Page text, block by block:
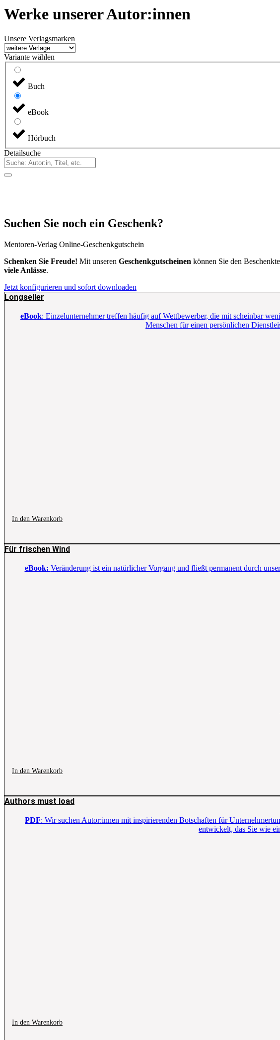
Werke unserer Autor:innen
Unsere Verlagsmarken
Variante wählen
Buch
eBook
Hörbuch
Detailsuche
Suchen Sie noch ein Geschenk?
Mentoren-Verlag Online-Geschenkgutschein
Schenken Sie Freude! Mit unseren Geschenkgutscheinen können Sie den
viele Anlässe.
Jetzt konfigurieren und sofort downloaden
Longseller
eBook: Einzelunternehmer treffen häufig auf Wettbewerber, die mit scheinbar
Menschen für einen persönlichen
In den Warenkorb
Für frischen Wind
eBook: Veränderung ist ein natürlicher Vorgang und fließt permanent durch
In den Warenkorb
Authors must load
PDF: Wir suchen Autor:innen mit inspirierenden Botschaften für
entwickelt, das Sie wie
In den Warenkorb